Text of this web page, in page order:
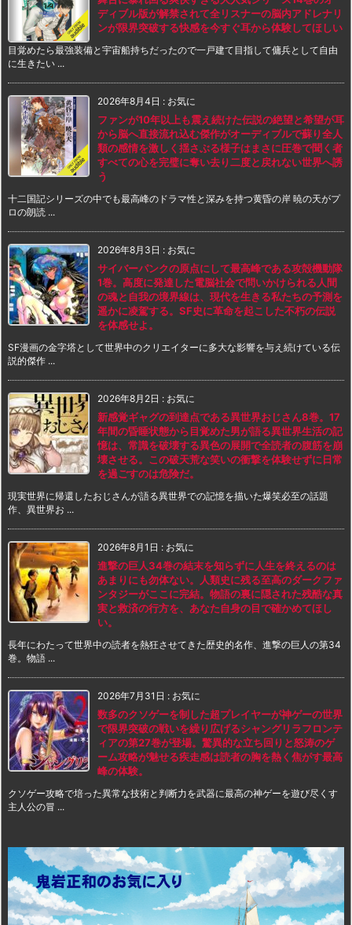
ディブル版が解禁されて全リスナーの脳内アドレナリ
ンが限界突破する快感を今すぐ耳から体験してほしい
目覚めたら最強装備と宇宙船持ちだったので一戸建て目指して傭兵として自由
に生きたい ...
2026年8月4日 : お気に
ファンが10年以上も震え続けた伝説の絶望と希望が耳
から脳へ直接流れ込む傑作がオーディブルで蘇り全人
類の感情を激しく揺さぶる様子はまさに圧巻で聞く者
すべての心を完璧に奪い去り二度と戻れない世界へ誘
う
十二国記シリーズの中でも最高峰のドラマ性と深みを持つ黄昏の岸 暁の天がプ
ロの朗読 ...
2026年8月3日 : お気に
サイバーパンクの原点にして最高峰である攻殻機動隊
1巻。高度に発達した電脳社会で問いかけられる人間
の魂と自我の境界線は、現代を生きる私たちの予測を
遥かに凌駕する。SF史に革命を起こした不朽の伝説
を体感せよ。
SF漫画の金字塔として世界中のクリエイターに多大な影響を与え続けている伝
説的傑作 ...
2026年8月2日 : お気に
新感覚ギャグの到達点である異世界おじさん8巻。17
年間の昏睡状態から目覚めた男が語る異世界生活の記
憶は、常識を破壊する異色の展開で全読者の腹筋を崩
壊させる。この破天荒な笑いの衝撃を体験せずに日常
を過ごすのは危険だ。
現実世界に帰還したおじさんが語る異世界での記憶を描いた爆笑必至の話題
作、異世界お ...
2026年8月1日 : お気に
進撃の巨人34巻の結末を知らずに人生を終えるのは
あまりにも勿体ない。人類史に残る至高のダークファ
ンタジーがここに完結。物語の裏に隠された残酷な真
実と救済の行方を、あなた自身の目で確かめてほし
い。
長年にわたって世界中の読者を熱狂させてきた歴史的名作、進撃の巨人の第34
巻。物語 ...
2026年7月31日 : お気に
数多のクソゲーを制した超プレイヤーが神ゲーの世界
で限界突破の戦いを繰り広げるシャングリラフロンテ
ィアの第27巻が登場。驚異的な立ち回りと怒涛のゲ
ーム攻略が魅せる疾走感は読者の胸を熱く焦がす最高
峰の体験。
クソゲー攻略で培った異常な技術と判断力を武器に最高の神ゲーを遊び尽くす
主人公の冒 ...